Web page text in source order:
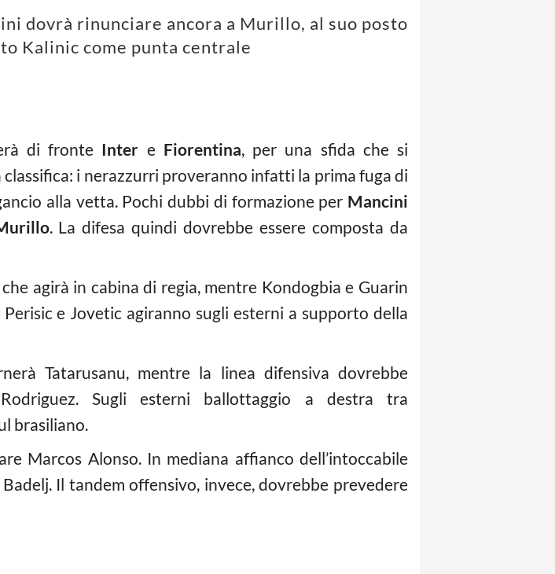
dovrà rinunciare ancora a Murillo, al suo posto
Kalinic come punta centrale
di fronte Inter e Fiorentina, per una sfida che si
i nerazzurri proveranno infatti la prima fuga di
alla vetta. Pochi dubbi di formazione per Mancini
. La difesa quindi dovrebbe essere composta da
agirà in cabina di regia, mentre Kondogbia e Guarin
e Jovetic agiranno sugli esterni a supporto della
Tatarusanu, mentre la linea difensiva dovrebbe
Sugli esterni ballottaggio a destra tra
brasiliano.
Marcos Alonso. In mediana affianco dell’intoccabile
Il tandem offensivo, invece, dovrebbe prevedere